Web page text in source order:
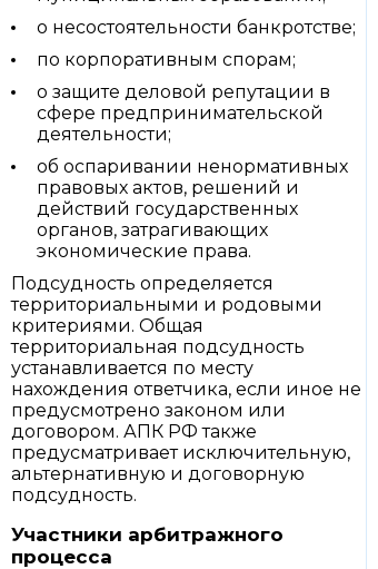
о несостоятельности банкротстве;
по корпоративным спорам;
о защите деловой репутации в
сфере предпринимательской
деятельности;
об оспаривании ненормативных
правовых актов, решений и
действий государственных
органов, затрагивающих
экономические права.
Подсудность определяется
территориальными и родовыми
критериями. Общая
территориальная подсудность
устанавливается по месту
нахождения ответчика, если иное не
предусмотрено законом или
договором. АПК РФ также
предусматривает исключительную,
альтернативную и договорную
подсудность.
Участники арбитражного
процесса